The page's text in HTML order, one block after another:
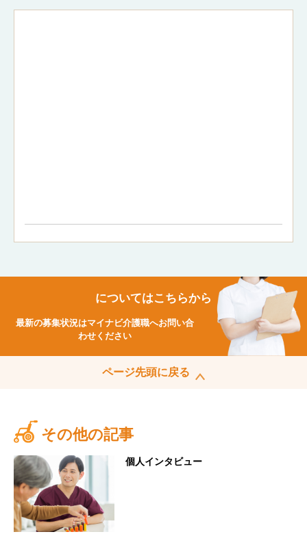
についてはこちらから
最新の募集状況はマイナビ介護職へお問い合
わせください
ページ先頭に戻る
その他の記事
個人インタビュー